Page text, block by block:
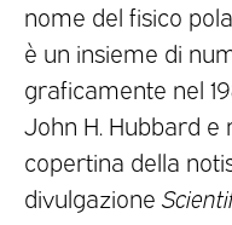
nome del fisico
è un insieme di
graficamente nel
John H. Hubbard e
copertina della
divulgazione